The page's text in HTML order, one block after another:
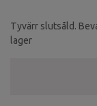
Tyvärr slutsåld.
lager